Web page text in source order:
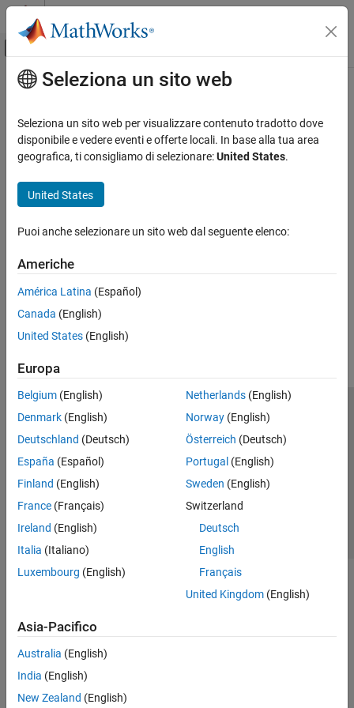
Vai al contenuto
Attiva/disattiva menu di navigazione
Pagina iniziale della documentazione
Contenuto principale
Seleziona un sito web
Seleziona un sito web per visualizzare contenuto tradotto dove
disponibile e vedere eventi e offerte locali. In base alla tua area
geografica, ti consigliamo di selezionare:United States.
United States
Puoi anche selezionare un sito web dal seguente elenco:
Americhe
América Latina (Español)
Canada (English)
United States (English)
Europa
Belgium (English)
Denmark (English)
Deutschland (Deutsch)
España (Español)
Finland (English)
France (Français)
Ireland (English)
Italia (Italiano)
Luxembourg (English)
Netherlands(English)
Norway(English)
Österreich (Deutsch)
Portugal (English)
Sweden (English)
Switzerland
Deutsch
English
Français
United Kingdom(English)
Asia-Pacifico
Australia (English)
India (English)
New Zealand (English)
Centro di fiducia
Informativa sulla privacy
Antipirateria
Stato dell'applicazione
Contatti
© 1994-2026 The MathWorks, Inc.